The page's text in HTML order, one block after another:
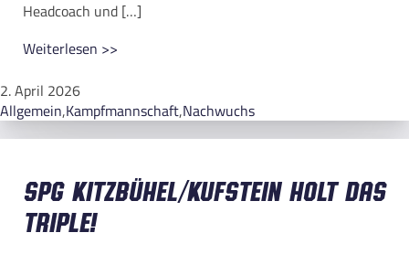
Headcoach und […]
Weiterlesen >>
2. April 2026
Allgemein,Kampfmannschaft,Nachwuchs
SPG Kitzbühel/Kufstein holt das
Triple!